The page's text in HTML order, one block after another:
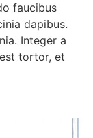
faucibus
dapibus.
Integer a
tortor, et